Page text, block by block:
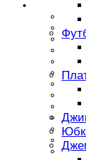
BWY
Benini
DE